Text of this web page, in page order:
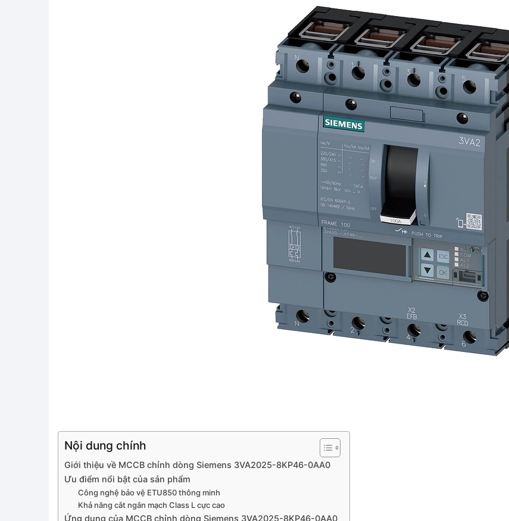
Nội dung chính
Giới thiệu về MCCB chỉnh dòng Siemens 3VA2025-8KP46-0AA0
Ưu điểm nổi bật của sản phẩm
Công nghệ bảo vệ ETU850 thông minh
Khả năng cắt ngắn mạch Class L cực cao
Ứng dụng của MCCB chỉnh dòng Siemens 3VA2025-8KP46-0AA0